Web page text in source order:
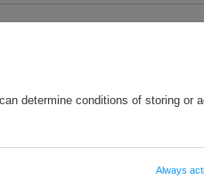
наш магазин не
determine conditions of storing or
Always